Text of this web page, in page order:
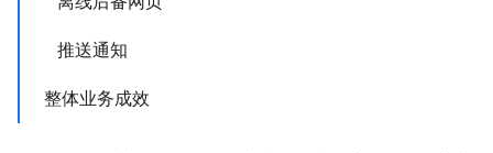
推送通知
整体业务成效